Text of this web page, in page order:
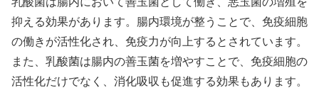
抑える効果があります。腸内環境が整うことで、免疫細胞
の働きが活性化され、免疫力が向上するとされています。
また、乳酸菌は腸内の善玉菌を増やすことで、免疫細胞の
活性化だけでなく、消化吸収も促進する効果もあります。